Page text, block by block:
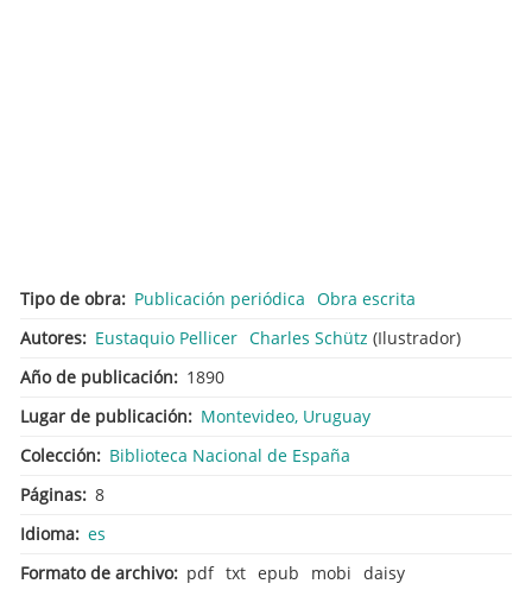
Tipo de obra Publicación periódica Obra escrita
Autores
Eustaquio Pellicer Charles Schütz (Ilustrador)
Año de publicación
1890
Lugar de publicación
Montevideo, Uruguay
Colección
Biblioteca Nacional de España
Páginas 8
Idioma es
Formato de archivo
pdf txt epub mobi daisy